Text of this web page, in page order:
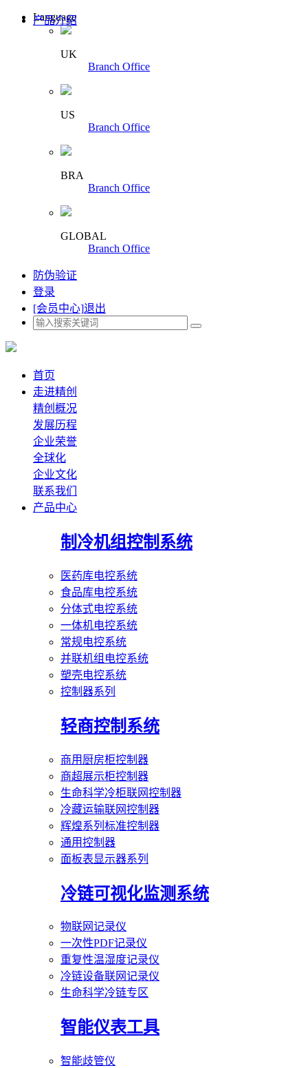
Language
UK
Branch Office
US
Branch Office
BRA
Branch Office
GLOBAL
Branch Office
防伪验证
登录
[会员中心]退出
首页
走进精创
精创概况
发展历程
企业荣誉
全球化
企业文化
联系我们
产品中心
制冷机组控制系统
医药库电控系统
食品库电控系统
分体式电控系统
一体机电控系统
常规电控系统
并联机组电控系统
塑壳电控系统
控制器系列
轻商控制系统
商用厨房柜控制器
商超展示柜控制器
生命科学冷柜联网控制器
冷藏运输联网控制器
辉煌系列标准控制器
通用控制器
面板表显示器系列
冷链可视化监测系统
物联网记录仪
一次性PDF记录仪
重复性温湿度记录仪
冷链设备联网记录仪
生命科学冷链专区
智能仪表工具
智能歧管仪
产品介绍